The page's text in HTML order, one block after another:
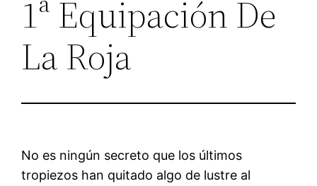
1ª Equipación De
La Roja
No es ningún secreto que los últimos
tropiezos han quitado algo de lustre al